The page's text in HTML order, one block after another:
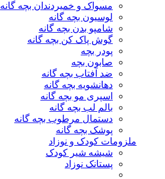
مسواک و خمیردندان بچه گانه
لوسیون بچه گانه
شامپو بدن بچه گانه
گوش پاک کن بچه گانه
پودر بچه
صابون بچه
ضد آفتاب بچه گانه
دهانشویه بچه گانه
اسپری مو بچه گانه
بالم لب بچه گانه
دستمال مرطوب بچه گانه
پوشک بچه گانه
ملزومات کودک و نوزاد
شیشه شیر کودک
پستانک نوزاد